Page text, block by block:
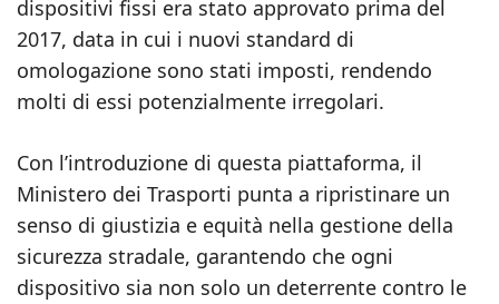
dispositivi fissi era stato approvato prima del
2017, data in cui i nuovi standard di
omologazione sono stati imposti, rendendo
molti di essi potenzialmente irregolari.
Con l’introduzione di questa piattaforma, il
Ministero dei Trasporti punta a ripristinare un
senso di giustizia e equità nella gestione della
sicurezza stradale, garantendo che ogni
dispositivo sia non solo un deterrente contro le